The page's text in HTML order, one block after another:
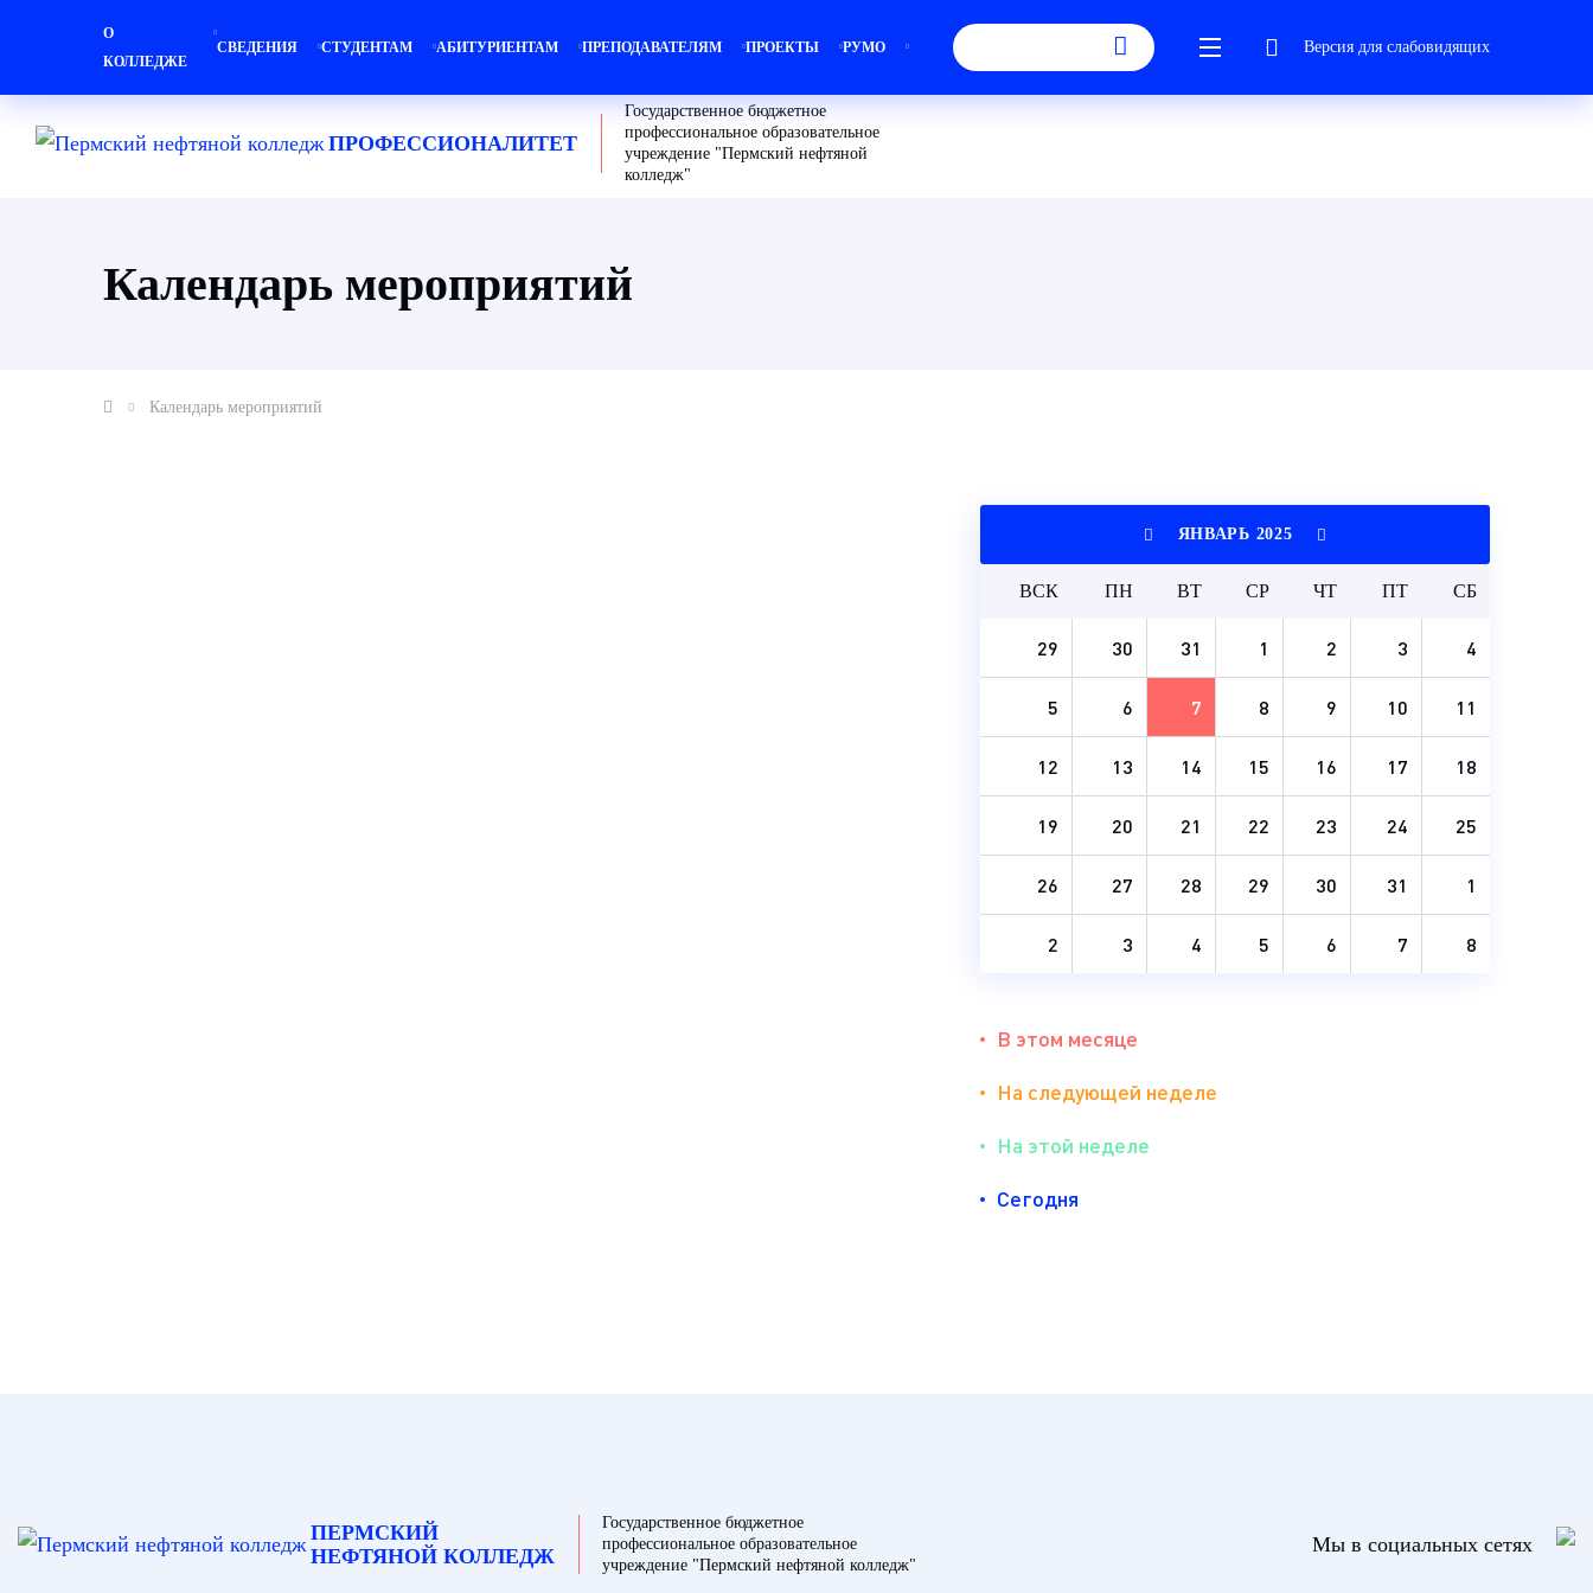
О
КОЛЛЕДЖЕ
СВЕДЕНИЯ СТУДЕНТАМ АБИТУРИЕНТАМ ПРЕПОДАВАТЕЛЯМ ПРОЕКТЫ РУМО Версия для слабовидящих
ПРОФЕССИОНАЛИТЕТ
Государственное бюджетное
профессиональное образовательное
учреждение "Пермский нефтяной
колледж"
Календарь мероприятий
Календарь мероприятий
ЯНВАРЬ 2025
ВСК ПН ВТ СР ЧТ ПТ СБ
29 30 31 1 2 3 4
5 6 7 8 9 10 11
12 13 14 15 16 17 18
19 20 21 22 23 24 25
26 27 28 29 30 31 1
2 3 4 5 6 7 8
В этом месяце
На следующей неделе
На этой неделе
Сегодня
ПЕРМСКИЙ
НЕФТЯНОЙ КОЛЛЕДЖ
Государственное бюджетное
профессиональное образовательное
учреждение "Пермский нефтяной колледж"
Мы в социальных сетях